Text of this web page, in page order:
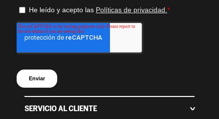
SERVICIO AL CLIENTE